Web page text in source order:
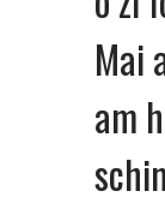
Mai
am